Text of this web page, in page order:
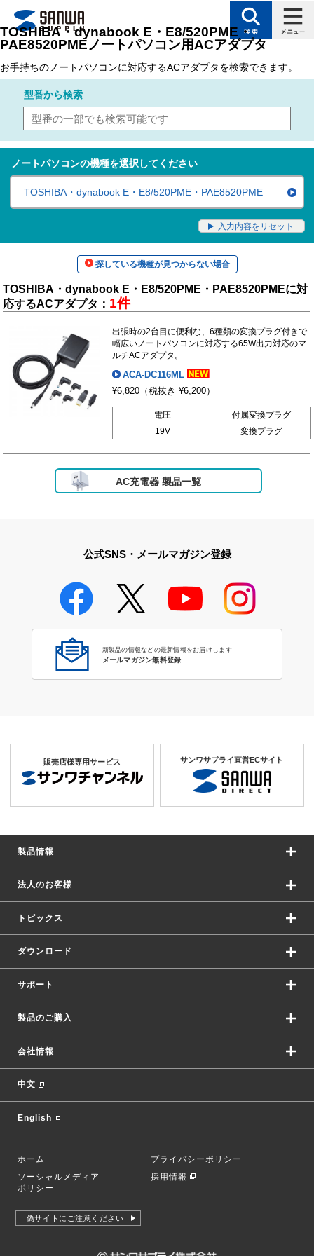
トップページ>サポート > ノートパソコン用
TOSHIBA・dynabook E・E8/520PME・
PAE8520PMEノートパソコン用ACアダプタ
お手持ちのノートパソコンに対応するACアダプタを検索できます。
型番から検索
ノートパソコンの機種を選択してください
TOSHIBA・dynabook E・E8/520PME・PAE8520PME
入力内容をリセット
探している機種が見つからない場合
TOSHIBA・dynabook E・E8/520PME・PAE8520PMEに対
応するACアダプタ： 1件
出張時の2台目に便利な、6種類の変換プラグ付きで
幅広いノートパソコンに対応する65W出力対応のマ
ルチACアダプタ。
ACA-DC116ML
¥6,820 （税抜き ¥6,200）
電圧
付属変換プラグ
19V
変換プラグ
AC充電器 製品一覧
公式SNS・メールマガジン登録
新製品の情報などの最新情報をお届けします
メールマガジン無料登録
販売店様専用サービス サンワサプライ直営ECサイト
製品情報
法人のお客様
トピックス
ダウンロード
サポート
製品のご購入
会社情報
中文
English
ホーム プライバシーポリシー
ソーシャルメディア
ポリシー
採用情報
偽サイトにご注意ください